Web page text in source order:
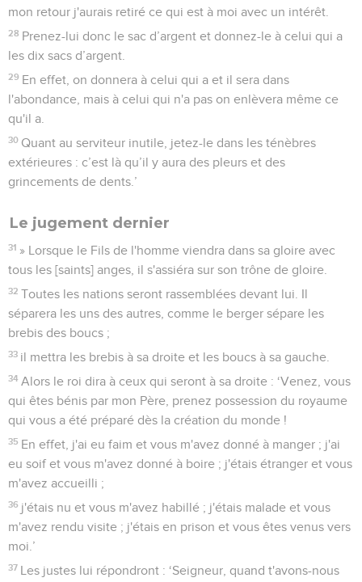
mon retour j'aurais retiré ce qui est à moi avec un intérêt.
28 Prenez-lui donc le sac d’argent et donnez-le à celui qui a
les dix sacs d’argent.
29 En effet, on donnera à celui qui a et il sera dans
l'abondance, mais à celui qui n'a pas on enlèvera même ce
qu'il a.
30 Quant au serviteur inutile, jetez-le dans les ténèbres
extérieures : c’est là qu’il y aura des pleurs et des
grincements de dents.’
Le jugement dernier
31 » Lorsque le Fils de l'homme viendra dans sa gloire avec
tous les [saints] anges, il s'assiéra sur son trône de gloire.
32 Toutes les nations seront rassemblées devant lui. Il
séparera les uns des autres, comme le berger sépare les
brebis des boucs ;
33 il mettra les brebis à sa droite et les boucs à sa gauche.
34 Alors le roi dira à ceux qui seront à sa droite : ‘Venez, vous
qui êtes bénis par mon Père, prenez possession du royaume
qui vous a été préparé dès la création du monde !
35 En effet, j'ai eu faim et vous m'avez donné à manger ; j'ai
eu soif et vous m'avez donné à boire ; j'étais étranger et vous
m'avez accueilli ;
36 j'étais nu et vous m'avez habillé ; j'étais malade et vous
m'avez rendu visite ; j'étais en prison et vous êtes venus vers
moi.’
37 Les justes lui répondront : ‘Seigneur, quand t'avons-nous